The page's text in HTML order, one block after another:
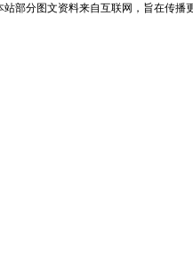
站部分图文资料来自互联网，旨在传播